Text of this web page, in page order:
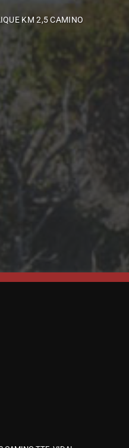
KM 2,5 CAMINO